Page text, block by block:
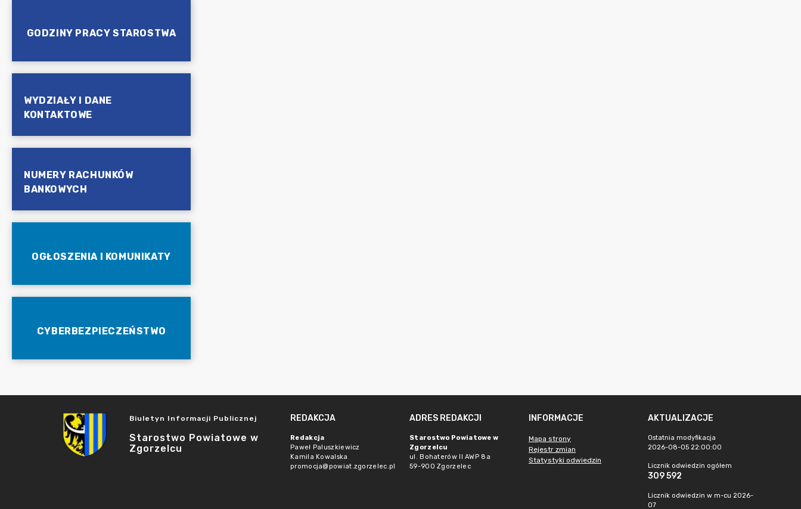
GODZINY PRACY STAROSTWA
WYDZIAŁY I DANE
KONTAKTOWE
NUMERY RACHUNKÓW
BANKOWYCH
OGŁOSZENIA I KOMUNIKATY
CYBERBEZPIECZEŃSTWO
Biuletyn Informacji Publicznej
Starostwo Powiatowe w
Zgorzelcu
REDAKCJA
Redakcja
Paweł Paluszkiewicz
Kamila Kowalska
promocja@powiat.zgorzelec.pl
ADRES REDAKCJI
Starostwo Powiatowe w
Zgorzelcu
ul. Bohaterów II AWP 8a
59-900 Zgorzelec
INFORMACJE
Mapa strony
Rejestr zmian
Statystyki odwiedzin
AKTUALIZACJE
Ostatnia modyfikacja
2026-08-05 22:00:00
Licznik odwiedzin ogółem
309 592
Licznik odwiedzin w m-cu 2026-
07